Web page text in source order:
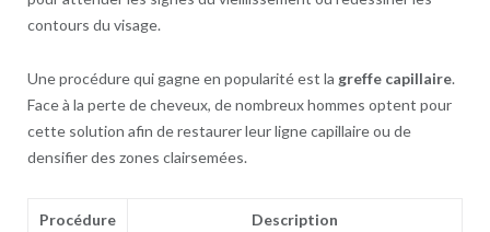
contours du visage.
Une procédure qui gagne en popularité est la greffe capillaire.
Face à la perte de cheveux, de nombreux hommes optent pour
cette solution afin de restaurer leur ligne capillaire ou de
densifier des zones clairsemées.
Procédure Description